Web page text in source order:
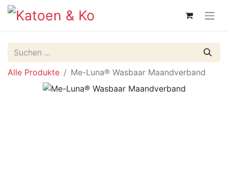
Alle Produkte Me-Luna® Wasbaar Maandverband